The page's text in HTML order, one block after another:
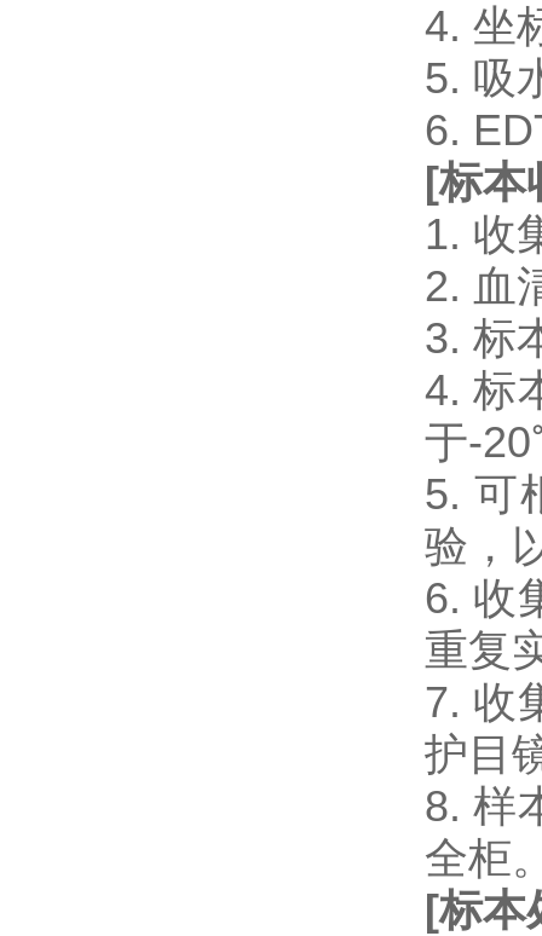
4. 坐
5. 吸
6.
[标本
1. 收
2. 血
3. 标
4. 标
于-
5. 可
验，
6. 收
重复
7. 收
护目
8. 样
全柜
[标本